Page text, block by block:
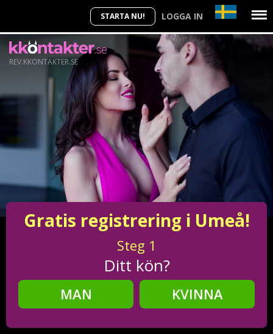
STARTA NU! LOGGA IN
REV.KKONTAKTER.SE
Gratis registrering i Umeå!
Steg 1
Ditt kön?
MAN
KVINNA
Steg2